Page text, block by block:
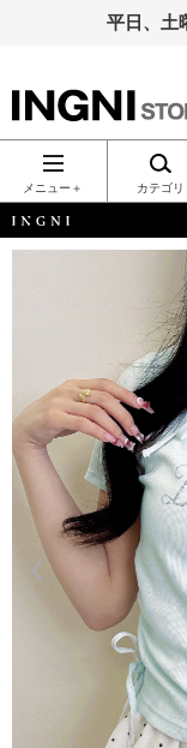
平日、土
INGNI（イ
グ）公式通
販｜INGNI
メニュー＋ カテゴリ